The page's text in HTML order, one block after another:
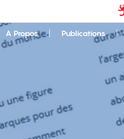
A Propos Publications